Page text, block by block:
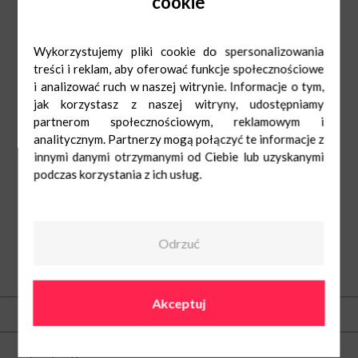
O nas
Wykorzystujemy pliki cookie do spersonalizowania
treści i reklam, aby oferować funkcje społecznościowe
i analizować ruch w naszej witrynie. Informacje o tym,
jak korzystasz z naszej witryny, udostępniamy
partnerom społecznościowym, reklamowym i
analitycznym. Partnerzy mogą połączyć te informacje z
innymi danymi otrzymanymi od Ciebie lub uzyskanymi
podczas korzystania z ich usług.
Odrzuć
Akceptuj